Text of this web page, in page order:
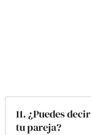
11. ¿Puedes
tu pareja?